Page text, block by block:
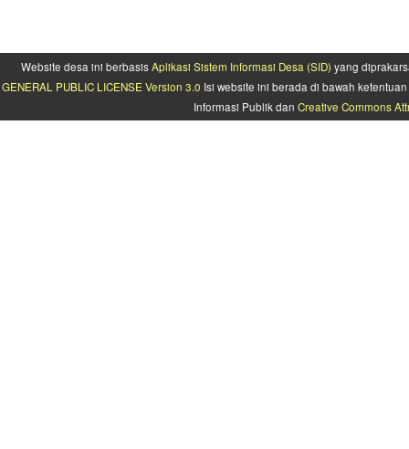
Website desa ini berbasisAplikasi Sistem Informasi Desa (SID) yang
GENERAL PUBLIC LICENSE Version 3.0 Isi website ini berada di bawah
Informasi Publik dan Creative Commons